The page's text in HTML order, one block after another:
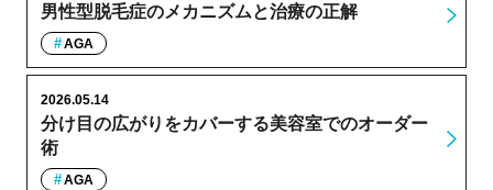
男性型脱毛症のメカニズムと治療の正解
AGA
分け目の広がりをカバーする美容室でのオーダー
術
2026.05.14
AGA